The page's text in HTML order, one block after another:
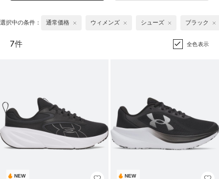
選択中の条件： 通常価格 ウィメンズ シューズ ブラック
7件 全色表示
NEW NEW